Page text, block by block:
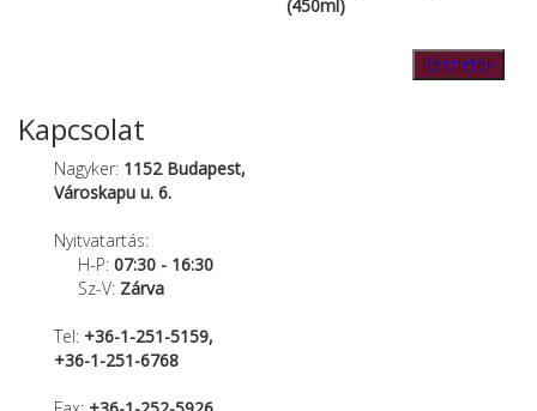
(450ml)
Részletek
Kapcsolat
Nagyker: 1152 Budapest,
Városkapu u. 6.
Nyitvatartás:
H-P: 07:30 - 16:30
Sz-V: Zárva
Tel: +36-1-251-5159,
+36-1-251-6768